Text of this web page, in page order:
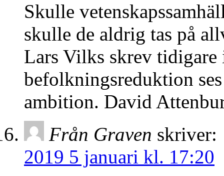
Skulle
skulle de aldrig tas på
Lars Vilks skrev tidigare
befolkningsreduktion
ambition. David
Från Graven skriver:
2019 5 januari kl. 17:20